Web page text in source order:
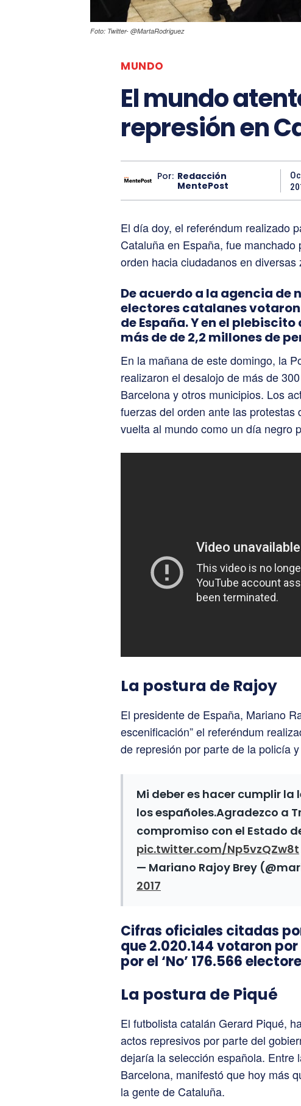
Foto: Twitter- @MartaRodriguez
MUNDO
El mundo
represión en
Por: Redacción
MentePost
El día doy, el referéndum realizado
Cataluña en España, fue
orden hacia ciudadanos en
De acuerdo a la agencia de
electores catalanes
de España. Y en el
más de de 2,2 millones de
En la mañana de este domingo, la
realizaron el desalojo de más de
Barcelona y otros municipios. Los
fuerzas del orden ante las
vuelta al mundo como un día negro
La postura de Rajoy
El presidente de España, Mariano
escenificación” el referéndum
de represión por parte de la policía
Mi deber es hacer cumplir
los españoles.Agradezco a
compromiso con el Estado
pic.twitter.com/Np5vzQZw8t
— Mariano Rajoy Brey
2017
Cifras oficiales citadas
que 2.020.144 votaron
por el ‘No’ 176.566
La postura de Piqué
El futbolista catalán Gerard Piqué,
actos represivos por parte del
dejaría la selección española. Entre
Barcelona, manifestó que hoy más
la gente de Cataluña.